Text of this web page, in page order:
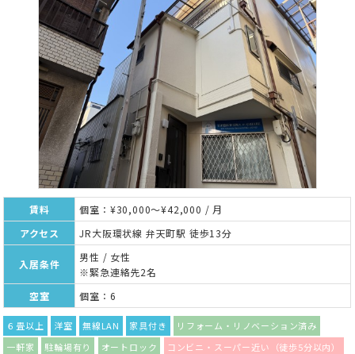
賃料
個室：¥30,000～¥42,000 / 月
アクセス
JR大阪環状線 弁天町駅 徒歩13分
入居条件
男性 / 女性
※緊急連絡先2名
空室
個室：6
６畳以上 洋室 無線LAN 家具付き
リフォーム・リノベーション済み
一軒家
駐輪場有り オートロック
コンビニ・スーパー近い（徒歩5分以内）